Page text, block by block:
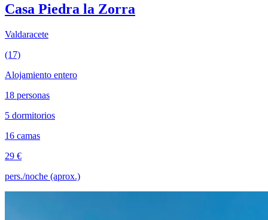
Casa Piedra la Zorra
Valdaracete
(17)
Alojamiento entero
18 personas
5 dormitorios
16 camas
29 €
pers./noche (aprox.)